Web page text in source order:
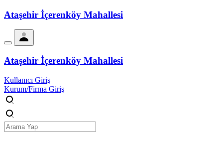
Ataşehir İçerenköy Mahallesi
Ataşehir İçerenköy Mahallesi
Kullanıcı Giriş
Kurum/Firma Giriş